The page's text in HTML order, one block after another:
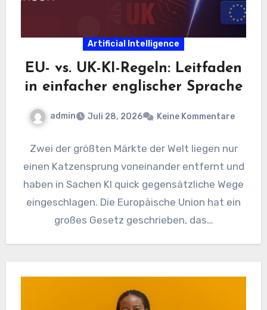
Artificial Intelligence
EU- vs. UK-KI-Regeln: Leitfaden
in einfacher englischer Sprache
admin Juli 28, 2026 Keine Kommentare
Zwei der größten Märkte der Welt liegen nur
einen Katzensprung voneinander entfernt und
haben in Sachen KI quick gegensätzliche Wege
eingeschlagen. Die Europäische Union hat ein
großes Gesetz geschrieben, das…